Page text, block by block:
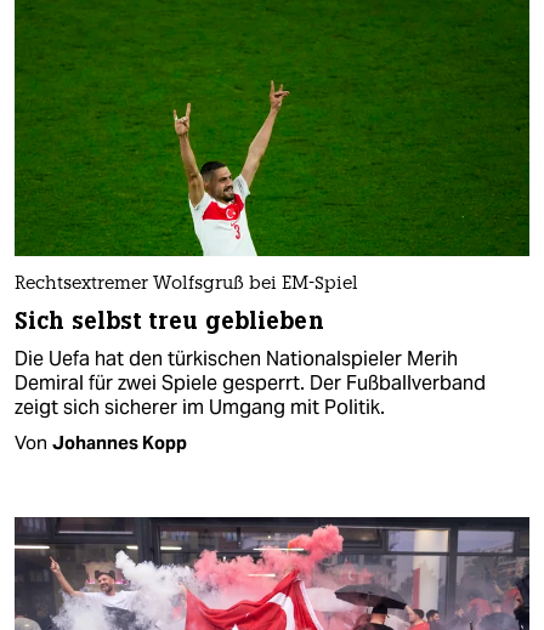
Rechtsextremer Wolfsgruß bei EM-Spiel
Sich selbst treu geblieben
Die Uefa hat den türkischen Nationalspieler Merih
Demiral für zwei Spiele gesperrt. Der Fußballverband
zeigt sich sicherer im Umgang mit Politik.
Von Johannes Kopp